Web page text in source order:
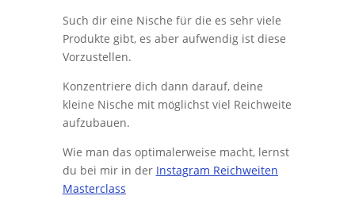
Such dir eine Nische für die es sehr viele
Produkte gibt, es aber aufwendig ist diese
Vorzustellen.
Konzentriere dich dann darauf, deine
kleine Nische mit möglichst viel Reichweite
aufzubauen.
Wie man das optimalerweise macht, lernst
du bei mir in der Instagram Reichweiten
Masterclass